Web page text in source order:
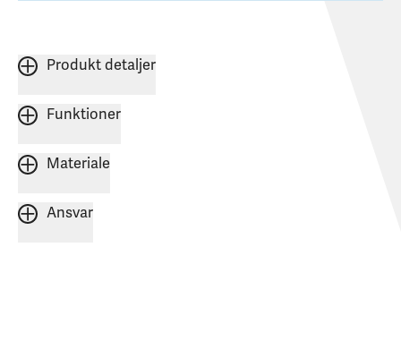
Produkt detaljer
Funktioner
Materiale
Ansvar